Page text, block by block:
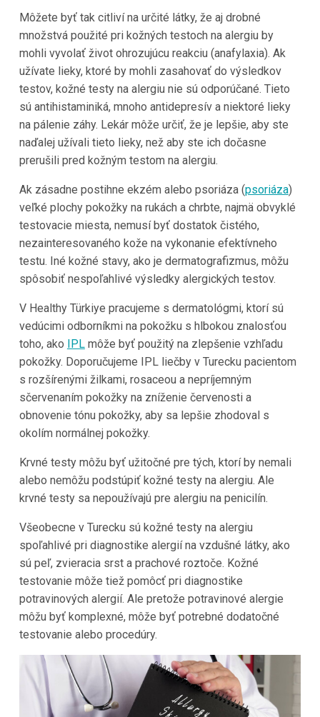
Môžete byť tak citliví na určité látky, že aj drobné
množstvá použité pri kožných testoch na alergiu by
mohli vyvolať život ohrozujúcu reakciu (anafylaxia). Ak
užívate lieky, ktoré by mohli zasahovať do výsledkov
testov, kožné testy na alergiu nie sú odporúčané. Tieto
sú antihistaminiká, mnoho antidepresív a niektoré lieky
na pálenie záhy. Lekár môže určiť, že je lepšie, aby ste
naďalej užívali tieto lieky, než aby ste ich dočasne
prerušili pred kožným testom na alergiu.
Ak zásadne postihne ekzém alebo psoriáza (psoriáza)
veľké plochy pokožky na rukách a chrbte, najmä obvyklé
testovacie miesta, nemusí byť dostatok čistého,
nezainteresovaného kože na vykonanie efektívneho
testu. Iné kožné stavy, ako je dermatografizmus, môžu
spôsobiť nespoľahlivé výsledky alergických testov.
V Healthy Türkiye pracujeme s dermatológmi, ktorí sú
vedúcimi odborníkmi na pokožku s hlbokou znalosťou
toho, ako IPLmôže byť použitý na zlepšenie vzhľadu
pokožky. Doporučujeme IPL liečby v Turecku pacientom
s rozšírenými žilkami, rosaceou a nepríjemným
sčervenaním pokožky na zníženie červenosti a
obnovenie tónu pokožky, aby sa lepšie zhodoval s
okolím normálnej pokožky.
Krvné testy môžu byť užitočné pre tých, ktorí by nemali
alebo nemôžu podstúpiť kožné testy na alergiu. Ale
krvné testy sa nepoužívajú pre alergiu na penicilín.
Všeobecne v Turecku sú kožné testy na alergiu
spoľahlivé pri diagnostike alergií na vzdušné látky, ako
sú peľ, zvieracia srst a prachové roztoče. Kožné
testovanie môže tiež pomôcť pri diagnostike
potravinových alergií. Ale pretože potravinové alergie
môžu byť komplexné, môže byť potrebné dodatočné
testovanie alebo procedúry.